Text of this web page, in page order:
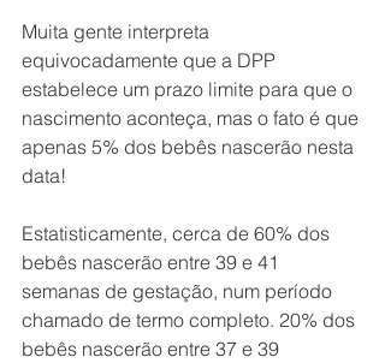
Muita gente interpreta
equivocadamente que a DPP
estabelece um prazo limite para que o
nascimento aconteça, mas o fato é que
apenas 5% dos bebês nascerão nesta
data!
Estatisticamente, cerca de 60% dos
bebês nascerão entre 39 e 41
semanas de gestação, num período
chamado de termo completo. 20% dos
bebês nascerão entre 37 e 39